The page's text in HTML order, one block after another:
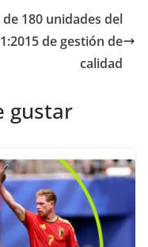
180 unidades del
de gestión de
calidad
gustar